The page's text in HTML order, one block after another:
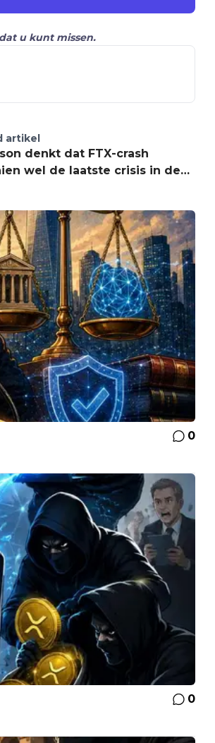
u kunt missen.
artikel
denkt dat FTX-crash
wel de laatste crisis in de
sector kan zijn
0
0